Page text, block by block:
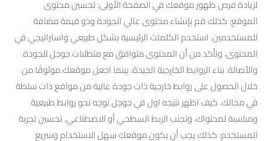
لزيادة فرص ظهور موقعك في الصفحة الأولى: تحسين محتوى
الموقع: كذلك قم بإنشاء محتوى عالي الجودة وذو قيمة مضافة
للمستخدمين. استخدم الكلمات الرئيسية بشكل طبيعي واستراتيجي في
المحتوى، وتأكد من أن المحتوى متوافق مع متطلبات جوجل للجودة
والأصالة. بناء الروابط الخارجية الجيدة: بينما اجعل موقعك موثوقًا من
خلال الحصول على روابط خارجية ذات جودة عالية من مواقع ذات سلطة
في مجالك. كيف اظهر نتيجه اول في جوجل توجه نحو روابط طبيعية
ومناسبة لمحتواك، وتجنب الربط السطحي أو الاصطناعي. تحسين تجربة
المستخدم: كذلك يجب أن يكون موقعك سهل الاستخدام وسريع